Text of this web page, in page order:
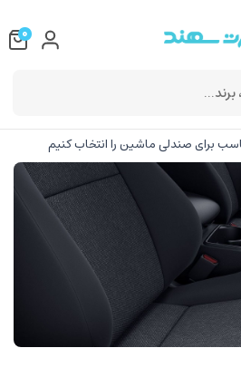
برای صندلی ماشین را انتخاب کنیم
0